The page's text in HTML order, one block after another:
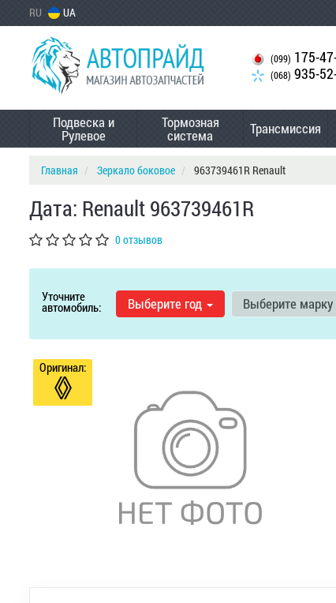
RU UA
(099) 175-
(068) 935-
Подвеска и
Рулевое
Тормозная
система Трансмиссия
Главная Зеркало боковое 963739461R Renault
Дата: Renault 963739461R
0 отзывов
Уточните
автомобиль: Выберите год Выберите марку
Оригинал: